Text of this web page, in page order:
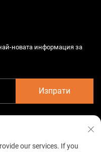
новата информация за
Изпрати
our services. If you